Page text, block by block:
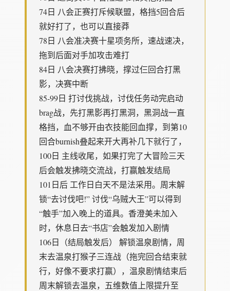
74日 八会正赛打斥候联盟，格挡5回合后
就好打了，也可以直接莽
78日 八会准决赛十星项务所，速战速决，
拖到后面对手加攻击难打
84日 八会决赛打拂晓，撑过仨回合打黑
影，决赛中断
85-99日 打讨伐挑战，讨伐任务动完启动
brag战，先打黑影再打黑洞，黑洞战一直
格挡，血不够开由衣技能回血撑，到第10
回合burnish叠起来开大再补几下就行了，
100日 主线收尾，如果打完了大冒险三天
后会触发拂晓交流战，打赢触发结局
101日后 工作日白天不是法采用。周末解
锁“去讨伐吧!” 讨伐“乌贼大王”可以得到
“触手”加入晚上的道具。香澄美未加入
时，休息日去“书店”会触发加入剧情
106日（结局触发后） 解锁温泉剧情，周
末去温泉打猴子三连战（拖完回合结束就
行，好像不要求打赢），温泉剧情结束后
周末解锁去温泉，五维数值上限提升至